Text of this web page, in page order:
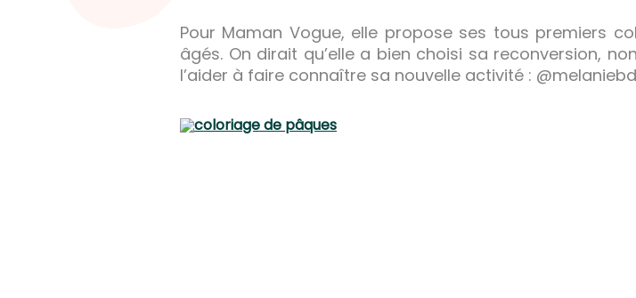
Pour Maman Vogue, elle propose ses tous premiers
âgés. On dirait qu’elle a bien choisi sa reconversion,
l’aider à faire connaître sa nouvelle activité :